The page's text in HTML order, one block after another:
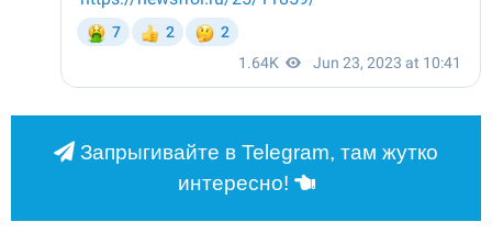
Запрыгивайте в Telegram, там жутко
интересно!